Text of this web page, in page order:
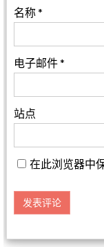
名称*
电子邮件*
站点
在此浏览器中